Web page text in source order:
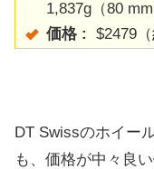
1,837g（80 mm
価格 :
$2479（
DT Swissのホイー
も、価格が中々良